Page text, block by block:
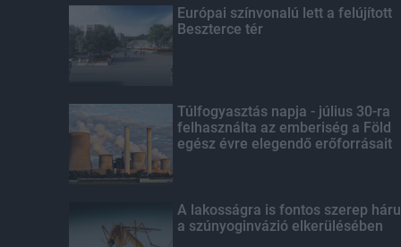
Európai színvonalú lett a felújított
Beszterce tér
Túlfogyasztás napja - július 30-ra
felhasználta az emberiség a Föld
egész évre elegendő erőforrásait
A lakosságra is fontos szerep
a szúnyoginvázió elkerülésében